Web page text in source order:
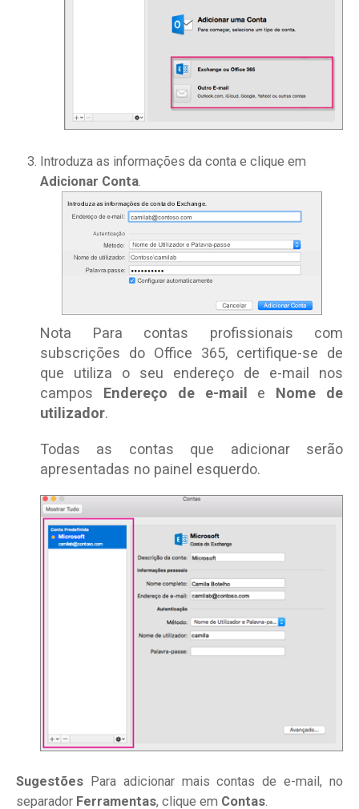
Introduza as informações da conta e clique em
Adicionar Conta.
Nota Para contas profissionais com
subscrições do Office 365, certifique-se de
que utiliza o seu endereço de e-mail nos
campos Endereço de e-mail e Nome de
utilizador.
Todas as contas que adicionar serão
apresentadas no painel esquerdo.
Sugestões Para adicionar mais contas de e-mail, no
separador Ferramentas, clique em Contas.